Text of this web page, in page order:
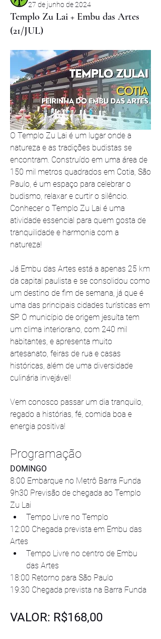
27 de junho de 2024
Templo Zu Lai + Embu das Artes
(21/JUL)
O Templo Zu Lai é um lugar onde a
natureza e as tradições budistas se
encontram. Construído em uma área de
150 mil metros quadrados em Cotia, São
Paulo, é um espaço para celebrar o
budismo, relaxar e curtir o silêncio.
Conhecer o Templo Zu Lai é uma
atividade essencial para quem gosta de
tranquilidade e harmonia com a
natureza!
Já Embu das Artes está a apenas 25 km
da capital paulista e se consolidou como
um destino de fim de semana, já que é
uma das principais cidades turísticas em
SP. O município de origem jesuíta tem
um clima interiorano, com 240 mil
habitantes, e apresenta muito
artesanato, feiras de rua e casas
históricas, além de uma diversidade
culinária invejável!
Vem conosco passar um dia tranquilo,
regado a histórias, fé, comida boa e
energia positiva!
Programação
DOMINGO
8:00 Embarque no Metrô Barra Funda
9h30 Previsão de chegada ao Templo
Zu Lai
Tempo Livre no Templo
12:00 Chegada prevista em Embu das
Artes
Tempo Livre no centro de Embu
das Artes
18:00 Retorno para São Paulo
19:30 Chegada prevista na Barra Funda
VALOR: R$168,00